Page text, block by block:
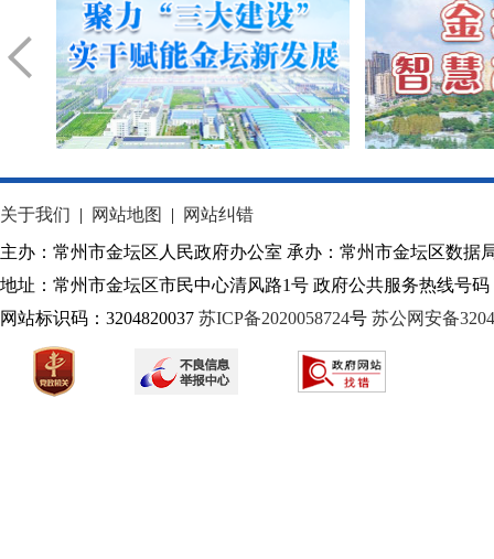
关于我们 | 网站地图 |
网站纠错
主办：常州市金坛区人民政府办公室 承办：常州市金坛区数据
地址：常州市金坛区市民中心清风路1号 政府公共服务热线号码
网站标识码：3204820037 苏ICP备2020058724号 苏公网安备